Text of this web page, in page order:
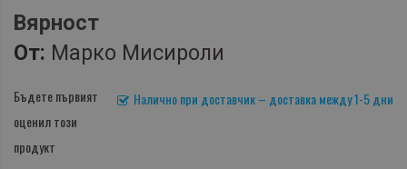
Вярност
От: Марко Мисироли
Налично при доставчик – доставка между 1-5 дни
Бъдете първият
оценил този
продукт